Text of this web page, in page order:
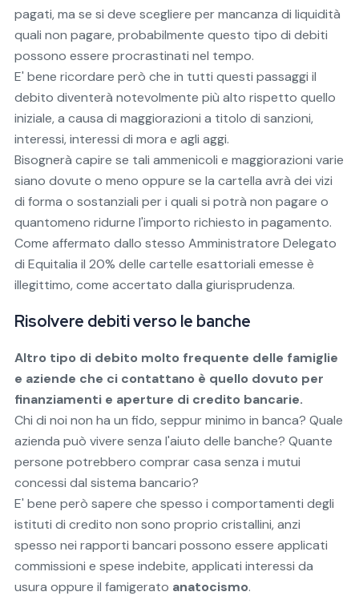
pagati, ma se si deve scegliere per mancanza di liquidità
quali non pagare, probabilmente questo tipo di debiti
possono essere procrastinati nel tempo.
E' bene ricordare però che in tutti questi passaggi il
debito diventerà notevolmente più alto rispetto quello
iniziale, a causa di maggiorazioni a titolo di sanzioni,
interessi, interessi di mora e agli aggi.
Bisognerà capire se tali ammenicoli e maggiorazioni varie
siano dovute o meno oppure se la cartella avrà dei vizi
di forma o sostanziali per i quali si potrà non pagare o
quantomeno ridurne l'importo richiesto in pagamento.
Come affermato dallo stesso Amministratore Delegato
di Equitalia il 20% delle cartelle esattoriali emesse è
illegittimo, come accertato dalla giurisprudenza.
Risolvere debiti verso le banche
Altro tipo di debito molto frequente delle famiglie
e aziende che ci contattano è quello dovuto per
finanziamenti e aperture di credito bancarie.
Chi di noi non ha un fido, seppur minimo in banca? Quale
azienda può vivere senza l'aiuto delle banche? Quante
persone potrebbero comprar casa senza i mutui
concessi dal sistema bancario?
E' bene però sapere che spesso i comportamenti degli
istituti di credito non sono proprio cristallini, anzi
spesso nei rapporti bancari possono essere applicati
commissioni e spese indebite, applicati interessi da
usura oppure il famigerato anatocismo.